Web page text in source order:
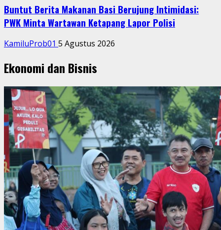
Buntut Berita Makanan Basi Berujung Intimidasi:
PWK Minta Wartawan Ketapang Lapor Polisi
KamiluProb01 5 Agustus 2026
Ekonomi dan Bisnis